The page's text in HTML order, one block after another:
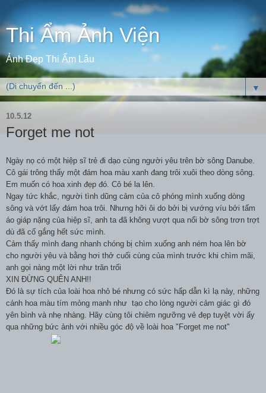
Thi Ẩm Ảnh Viện
Ảnh Đẹp Thi Ẩm Lâu
▼
10.5.12
Forget me not
Ngày nọ có một hiệp sĩ trẻ đi dạo cùng người yêu trên bờ sông Danube.
Cô gái trông thấy một đám hoa màu xanh đang trôi xuôi theo dòng sông.
Em muốn có hoa xinh đẹp đó. Cô bé la lên.
Ngay tức khắc, người tình dũng cảm của cô phóng mình xuống dòng
sông và vớt lấy đám hoa trôi. Nhưng hỡi ôi do bởi bị vướng víu bởi tấm
áo giáp nặng của hiệp sĩ, anh ta đã không vượt qua nổi bờ sông trơn trợt
dù đã cố gắng hết sức mình.
Cảm thấy mình đang nhanh chóng bị chìm xuống anh ném hoa lên bờ
cho người yêu và bằng hơi thở cuối cùng của mình trước khi chìm mãi,
anh gọi nàng một lời như trăn trối
XIN ĐỪNG QUÊN ANH!!
Đó là sự tích của loài hoa nhỏ bé nhưng có sức hấp dẫn kì lạ này, những
cánh hoa màu tím mỏng manh như tạo cho lòng người cảm giác gì đó
yên bình và nhẹ nhàng. Hãy cùng tôi chiêm ngưỡng vẻ đẹp tuyệt vời ấy
qua những bức ảnh với nhiều góc độ về loài hoa "Forget me not"